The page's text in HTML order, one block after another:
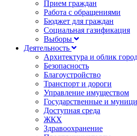
Прием граждан
Работа с обращениями
Бюджет для граждан
Социальная газификация
Выборы
Деятельность
Архитектура и облик
Безопасность
Благоустройство
Транспорт и дороги
Управление имуществом
Государственные и
Доступная среда
ЖКХ
Здравоохранение